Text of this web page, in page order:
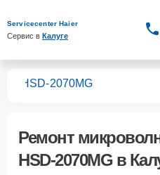
Servicecenter Haier
Сервис в Калуге
HSD-2070MG
Ремонт
HSD-2070MGв